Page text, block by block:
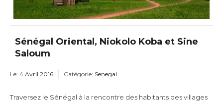
Sénégal Oriental, Niokolo Koba et Sine
Saloum
Le: 4 Avril 2016 Catégorie: Senegal
Traversez le Sénégal à la rencontre des habitants des villages